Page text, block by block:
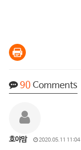
90 Comments
호야맘 2020.05.11 11:04